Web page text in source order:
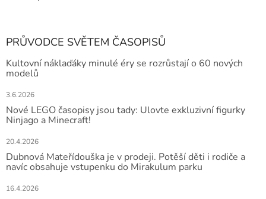
PRŮVODCE SVĚTEM ČASOPISŮ
Kultovní náklaďáky minulé éry se rozrůstají o 60 nových
modelů
3.6.2026
Nové LEGO časopisy jsou tady: Ulovte exkluzivní figurky
Ninjago a Minecraft!
20.4.2026
Dubnová Mateřídouška je v prodeji. Potěší děti i rodiče a
navíc obsahuje vstupenku do Mirakulum parku
16.4.2026